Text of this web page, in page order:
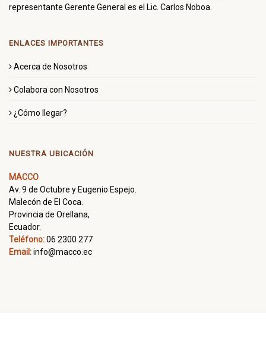
representante Gerente General es el Lic. Carlos Noboa.
ENLACES IMPORTANTES
Acerca de Nosotros
Colabora con Nosotros
¿Cómo llegar?
NUESTRA UBICACIÓN
MACCO
Av. 9 de Octubre y Eugenio Espejo.
Malecón de El Coca.
Provincia de Orellana,
Ecuador.
Teléfono:06 2300 277
Email:info@macco.ec